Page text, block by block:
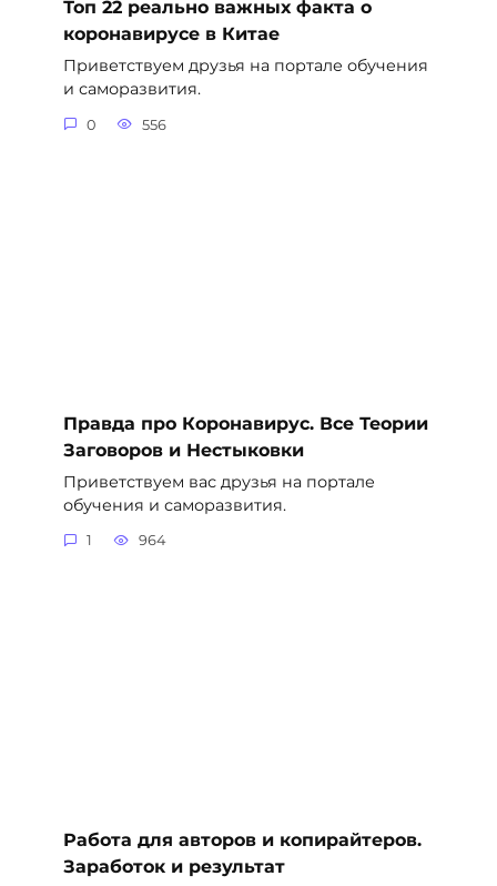
Топ 22 реально важных факта о
коронавирусе в Китае
Приветствуем друзья на портале обучения
и саморазвития.
0 556
Правда про Коронавирус. Все Теории
Заговоров и Нестыковки
Приветствуем вас друзья на портале
обучения и саморазвития.
1 964
Работа для авторов и копирайтеров.
Заработок и результат